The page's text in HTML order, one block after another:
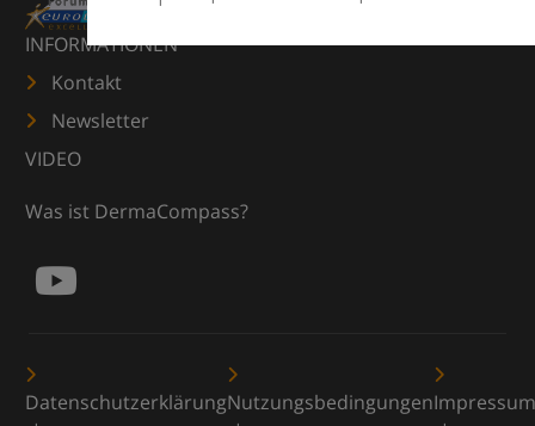
INFORMATIONEN
Kontakt
Newsletter
VIDEO
Was ist DermaCompass?
DatenschutzerklärungNutzungsbedingungenImpressum